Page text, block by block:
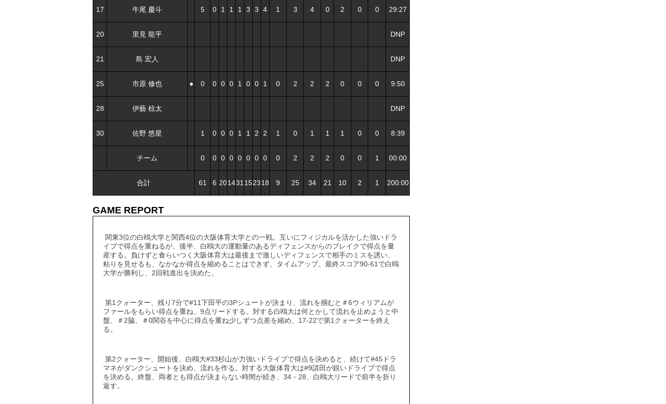
17 牛尾 慶斗 5 0 1 1 1 3 3 4 1 3 4 0 2 0 0 29:27
20 里見 龍平 DNP
21 島 宏人 DNP
25 市原 修也 ● 0 0 0 0 1 0 0 1 0 2 2 2 0 0 0 9:50
28 伊藝 椋太 DNP
30 佐野 悠星 1 0 0 0 1 1 2 2 1 0 1 1 1 0 0 8:39
チーム 0 0 0 0 0 0 0 0 0 2 2 2 0 0 1 00:00
合計 61 6 201431152318 9 25 34 21 10 2 1 200:00
GAME REPORT
関東3位の白鴎大学と関西4位の大阪体育大学との一戦。互いにフィジカルを活かした強いドラ
イブで得点を重ねるが、後半、白鴎大の運動量のあるディフェンスからのブレイクで得点を量
産する。負けずと食らいつく大阪体育大は最後まで激しいディフェンスで相手のミスを誘い、
粘りを見せるも、なかなか得点を縮めることはできず、タイムアップ。最終スコア90-61で白鴎
大学が勝利し、2回戦進出を決めた。
第1クォーター、残り7分で#11下田平の3Pシュートが決まり、流れを掴むと＃6ウィリアムが
ファールをもらい得点を重ね、9点リードする。対する白鴎大は何とかして流れを止めようと中
盤、＃2脇、＃0関谷を中心に得点を重ね少しずつ点差を縮め、17-22で第1クォーターを終え
る。
第2クォーター、開始後、白鴎大#33杉山が力強いドライブで得点を決めると、続けて#45ドラ
マネがダンクシュートを決め、流れを作る。対する大阪体育大は#9請田が鋭いドライブで得点
を決める。終盤、両者とも得点が決まらない時間が続き、34－28、白鴎大リードで前半を折り
返す。